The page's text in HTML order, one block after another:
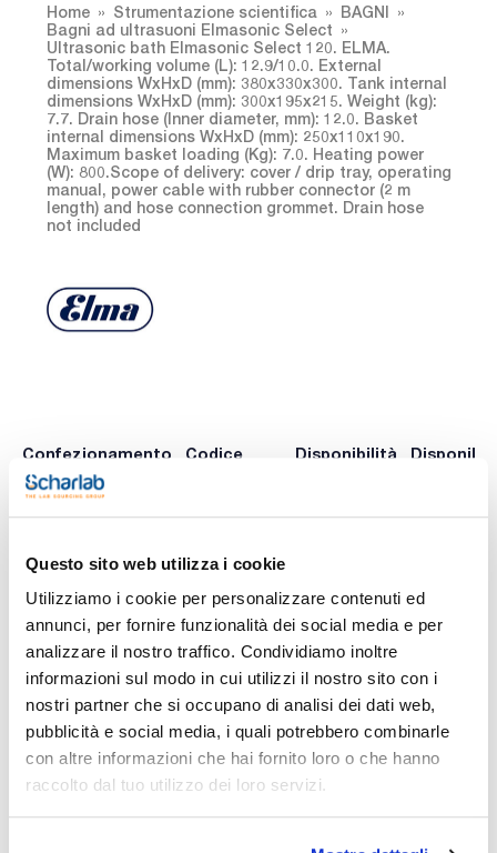
Questo sito web utilizza i cookie
Utilizziamo i cookie per personalizzare contenuti ed
annunci, per fornire funzionalità dei social media e per
analizzare il nostro traffico. Condividiamo inoltre
informazioni sul modo in cui utilizzi il nostro sito con i
nostri partner che si occupano di analisi dei dati web,
pubblicità e social media, i quali potrebbero combinarle
con altre informazioni che hai fornito loro o che hanno
raccolto dal tuo utilizzo dei loro servizi.
Home Strumentazione scientifica
BAGNI
Bagni ad ultrasuoni Elmasonic Select
Ultrasonic bath Elmasonic Select 120. ELMA.
Total/working volume (L): 12.9/10.0. External
dimensions WxHxD (mm): 380x330x300. Tank internal
dimensions WxHxD (mm): 300x195x215. Weight (kg):
7.7. Drain hose (Inner diameter, mm): 12.0. Basket
internal dimensions WxHxD (mm): 250x110x190.
Maximum basket loading (Kg): 7.0. Heating power
(W): 800.Scope of delivery: cover / drip tray, operating
manual, power cable with rubber connector (2 m
length) and hose connection grommet. Drain hose
not included
Confezionamento Codice
Disponibilità
ELM1106992
Stampa pagina prodotto
Caratteristiche
Modello : Elmasonic Select 120
Volume totale/lavoro (l) : 12,9/10,0
Dimensioni esterne LxHxP (mm) : 380x330x300
Dimensioni interne LxHxP (mm) : 300x195x215
Peso (kg) : 7,7
Scarico (diametro interno, mm) : 12,0
Dimensioni cestello LxHxP (mm) : 250x110x190
Potenza di riscaldamento (W) : 800
Vedi di più